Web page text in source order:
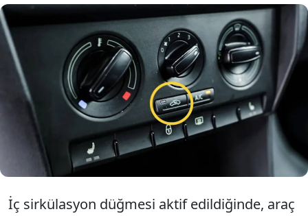
Araçlarda çoğu sürücünün gördüğü ancak
tam olarak ne işe yaradığını bilmediği iç
sirkülasyon düğmesi, aslında yolculuk
konforunu ve sağlığı doğrudan etkiliyor.
İç sirkülasyon düğmesi aktif edildiğinde, araç